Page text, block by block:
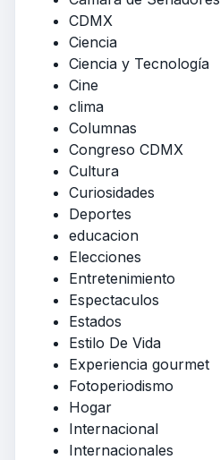
CDMX
Ciencia
Ciencia y Tecnología
Cine
clima
Columnas
Congreso CDMX
Cultura
Curiosidades
Deportes
educacion
Elecciones
Entretenimiento
Espectaculos
Estados
Estilo De Vida
Experiencia gourmet
Fotoperiodismo
Hogar
Internacional
Internacionales